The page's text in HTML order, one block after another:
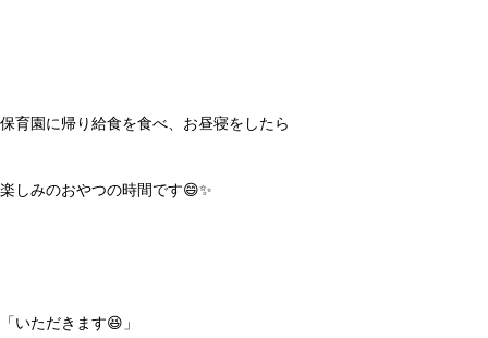
保育園に帰り給食を食べ、お昼寝をしたら
楽しみのおやつの時間です😄✨
「いただきます😆」